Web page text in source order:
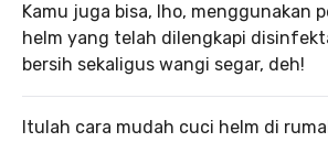
Kamu juga bisa, lho, menggunakan
helm yang telah dilengkapi
bersih sekaligus wangi segar, deh!
Itulah cara mudah cuci helm di